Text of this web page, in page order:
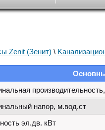
Zenit (Зенит) \
напор, м.вод.ст
эл.дв. кВт